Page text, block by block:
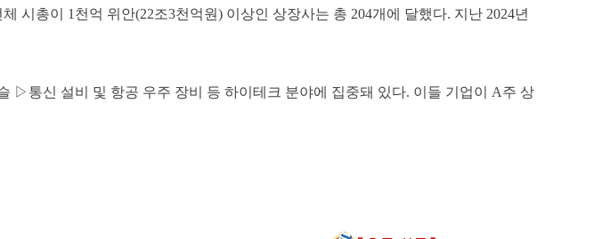
시총이 1천억 위안(22조3천억원) 이상인 상장사는 총 204개에 달했다. 지난 2024년
통신 설비 및 항공 우주 장비 등 하이테크 분야에 집중돼 있다. 이들 기업이 A주 상